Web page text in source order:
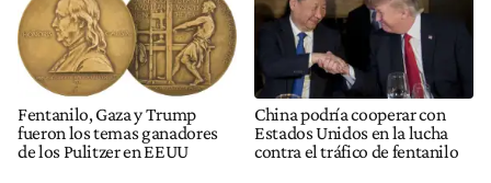
Fentanilo, Gaza y Trump
fueron los temas ganadores
de los Pulitzer en EEUU
China podría cooperar con
Estados Unidos en la lucha
contra el tráfico de fentanilo